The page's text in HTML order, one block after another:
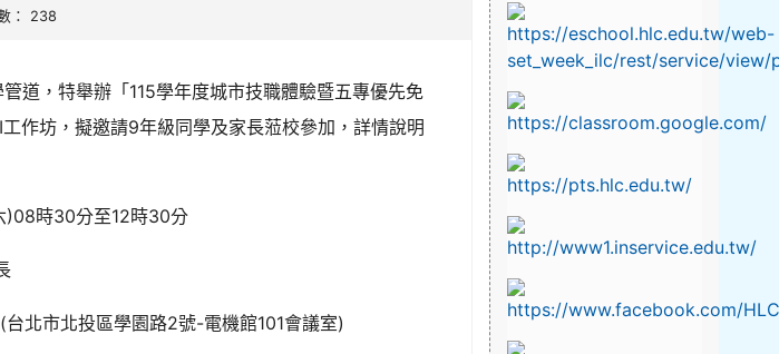
： 238
道，特舉辦「115學年度城市技職體驗暨五專優先免
作坊，擬邀請9年級同學及家長蒞校參加，詳情說明
)08時30分至12時30分
北市北投區學園路2號-電機館101會議室)